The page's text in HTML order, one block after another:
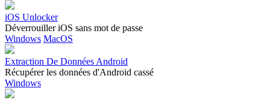
iOS Unlocker
Déverrouiller iOS sans mot de passe
Windows MacOS
Extraction De Données Android
Récupérer les données d'Android cassé
Windows